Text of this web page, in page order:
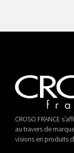
CROSO FRANCE
au travers de
visions en produits